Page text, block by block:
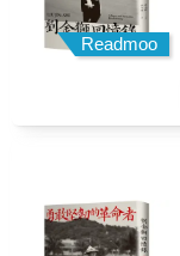
Readmoo